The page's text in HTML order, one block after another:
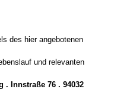
des hier angebotenen
und relevanten
. Innstraße 76 . 94032